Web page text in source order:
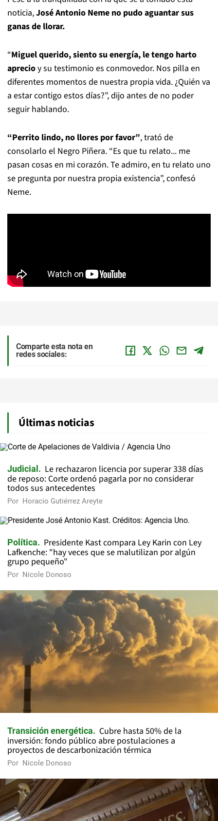
noticia,José Antonio Neme no pudo aguantar sus
ganas de llorar.
“Miguel querido, siento su energía, le tengo harto
aprecioy su testimonio es conmovedor. Nos pilla en
diferentes momentos de nuestra propia vida. ¿Quién va
a estar contigo estos días?”, dijo antes de no poder
seguir hablando.
“Perrito lindo, no llores por favor”, trató de
consolarlo el Negro Piñera. “Es que tu relato... me
pasan cosas en mi corazón. Te admiro, en tu relato uno
se pregunta por nuestra propia existencia”, confesó
Neme.
Comparte esta nota en
redes sociales:
Últimas noticias
Judicial
Le rechazaron licencia por superar 338 días
de reposo: Corte ordenó pagarla por no considerar
todos sus antecedentes
Por Horacio Gutiérrez Areyte
Política
Presidente Kast compara Ley Karin con Ley
Lafkenche: "hay veces que se malutilizan por algún
grupo pequeño"
Por Nicole Donoso
Transición energética
Cubre hasta 50% de la
inversión: fondo público abre postulaciones a
proyectos de descarbonización térmica
Por Nicole Donoso